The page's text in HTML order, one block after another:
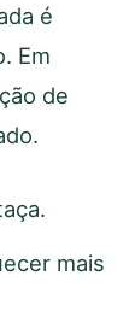
é
Em
de
mais